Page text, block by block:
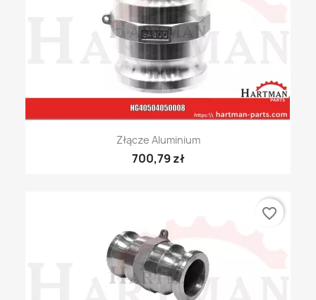
Złącze Aluminium
700,79 zł
favorite_border